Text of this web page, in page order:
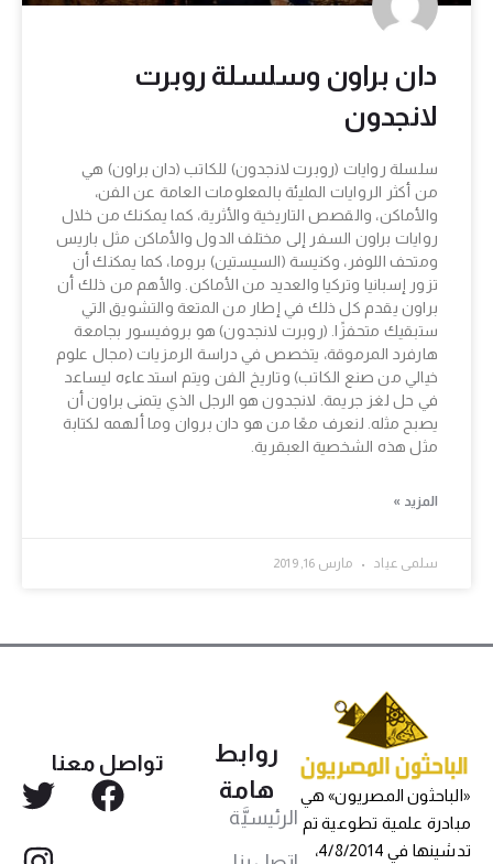
دان براون وسلسلة روبرت
لانجدون
سلسلة روايات (روبرت لانجدون) للكاتب (دان براون) هي
من أكثر الروايات المليئة بالمعلومات العامة عن الفن،
والأماكن، والقصص التاريخية والأثرية، كما يمكنك من خلال
روايات براون السفر إلى مختلف الدول والأماكن مثل باريس
ومتحف اللوفر، وكنيسة (السيستين) بروما، كما يمكنك أن
تزور إسبانيا وتركيا والعديد من الأماكن. والأهم من ذلك أن
براون يقدم كل ذلك في إطار من المتعة والتشويق التي
ستبقيك متحفزًا. (روبرت لانجدون) هو بروفيسور بجامعة
هارفرد المرموقة، يتخصص في دراسة الرمزيات (مجال علوم
خيالي من صنع الكاتب) وتاريخ الفن ويتم استدعاءه ليساعد
في حل لغز جريمة. لانجدون هو الرجل الذي يتمنى براون أن
يصبح مثله. لنعرف معًا من هو دان بروان وما ألهمه لكتابة
مثل هذه الشخصية العبقرية.
المزيد »
سلمى عياد مارس 16, 2019
«الباحثون المصريون» هي
مبادرة علمية تطوعية تم
تدشينها في 4/8/2014،
روابط
هامة
الرئيسيَّة
تواصل معنا